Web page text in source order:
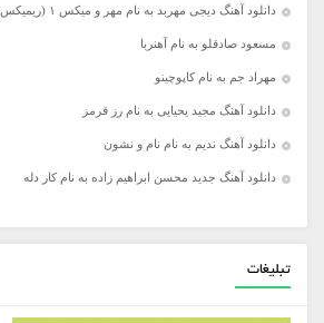
دانلود آهنگ دیجی مهربد به نام مهر و میکس ۱ (ریمیکس)
مسعود صادقلو به نام آهنربا
مهراد جم به نام کاپوچینو
دانلود آهنگ مجید یحیایی به نام رز قرمز
دانلود آهنگ ندیم به نام نام و نشون
دانلود آهنگ جدید محسن ابراهیم زاده به نام کار دله
تبلیغات